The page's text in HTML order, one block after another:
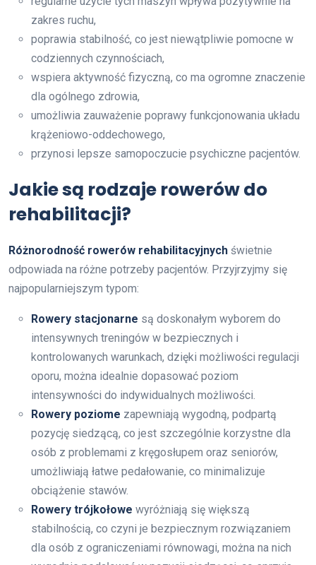
zakres ruchu,
poprawia stabilność, co jest niewątpliwie pomocne w
codziennych czynnościach,
wspiera aktywność fizyczną, co ma ogromne znaczenie
dla ogólnego zdrowia,
umożliwia zauważenie poprawy funkcjonowania układu
krążeniowo-oddechowego,
przynosi lepsze samopoczucie psychiczne pacjentów.
Jakie są rodzaje rowerów do
rehabilitacji?
Różnorodność rowerów rehabilitacyjnych świetnie
odpowiada na różne potrzeby pacjentów. Przyjrzyjmy się
najpopularniejszym typom:
Rowery stacjonarne są doskonałym wyborem do
intensywnych treningów w bezpiecznych i
kontrolowanych warunkach, dzięki możliwości regulacji
oporu, można idealnie dopasować poziom
intensywności do indywidualnych możliwości.
Rowery poziome zapewniają wygodną, podpartą
pozycję siedzącą, co jest szczególnie korzystne dla
osób z problemami z kręgosłupem oraz seniorów,
umożliwiają łatwe pedałowanie, co minimalizuje
obciążenie stawów.
Rowery trójkołowe wyróżniają się większą
stabilnością, co czyni je bezpiecznym rozwiązaniem
dla osób z ograniczeniami równowagi, można na nich